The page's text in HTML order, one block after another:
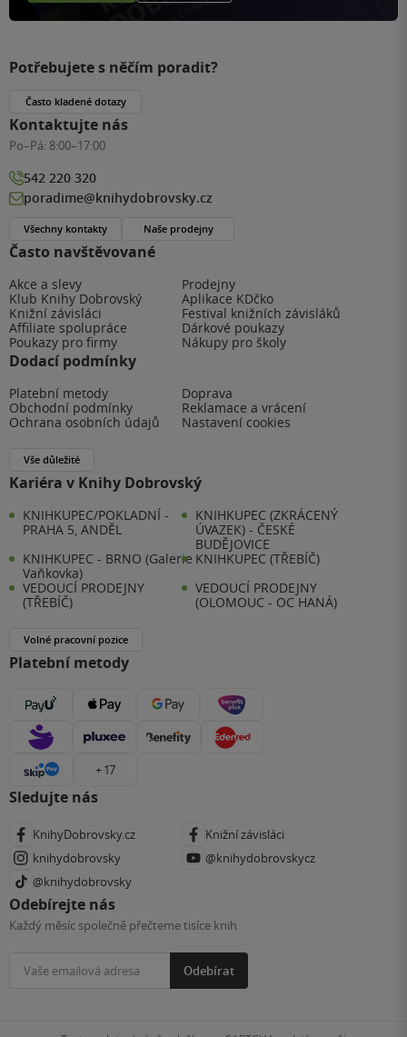
Často navštěvované
Akce a slevy
Prodejny
Klub Knihy Dobrovský
Aplikace KDčko
Knižní závisláci
Festival knižních závisláků
Affiliate spolupráce
Dárkové poukazy
Poukazy pro firmy
Nákupy pro školy
Dodací podmínky
Platební metody
Doprava
Obchodní podmínky
Reklamace a vrácení
Ochrana osobních údajů
Nastavení cookies
Vše důležité
Kariéra v Knihy Dobrovský
KNIHKUPEC/POKLADNÍ -
PRAHA 5, ANDĚL
KNIHKUPEC (ZKRÁCENÝ
ÚVAZEK) - ČESKÉ
BUDĚJOVICE
KNIHKUPEC - BRNO (Galerie
Vaňkovka)
KNIHKUPEC (TŘEBÍČ)
VEDOUCÍ PRODEJNY
(TŘEBÍČ)
VEDOUCÍ PRODEJNY
(OLOMOUC - OC HANÁ)
Volné pracovní pozice
Platební metody
+ 17
Sledujte nás
KnihyDobrovsky.cz
Knižní závisláci
knihydobrovsky
@knihydobrovskycz
@knihydobrovsky
Odebírejte nás
Každý měsíc společně přečteme tisíce knih
Odebírat
Potřebujete s něčím poradit?
Často kladené dotazy
Kontaktujte nás
Po–Pá: 8:00–17:00
542 220 320
poradime@knihydobrovsky.cz
Všechny kontakty Naše prodejny